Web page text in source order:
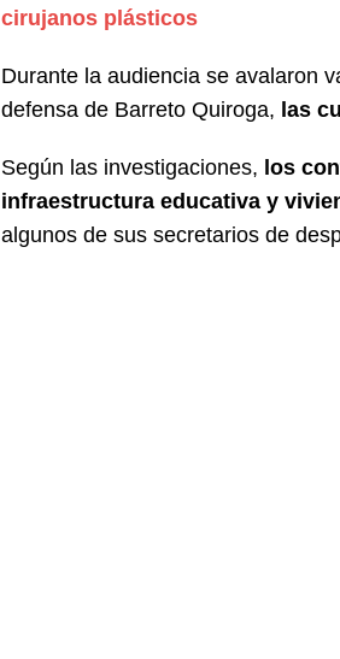
cirujanos plásticos
Durante la audiencia se avalaron
defensa de Barreto Quiroga, las
Según las investigaciones, los
infraestructura educativa y
algunos de sus secretarios de